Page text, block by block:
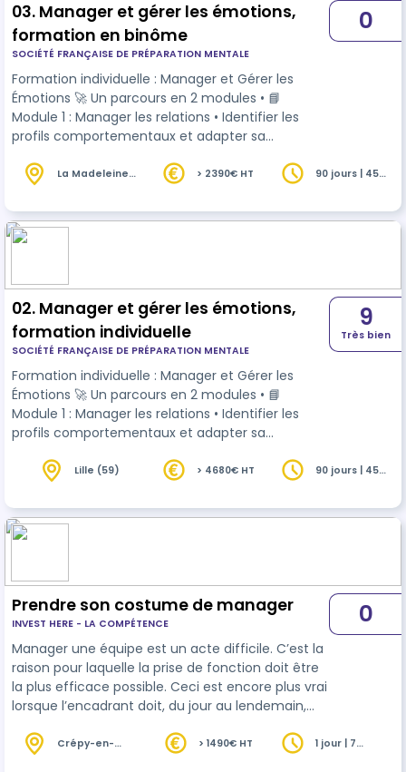
03. Manager et gérer les émotions,
formation en binôme
SOCIÉTÉ FRANÇAISE DE PRÉPARATION MENTALE
Formation individuelle : Manager et Gérer les
Émotions 🚀 Un parcours en 2 modules • 📘
Module 1 : Manager les relations • Identifier les
profils comportementaux et adapter sa
flexibilité relationnelle • Gérer efficacement les
émotions avec le programme RALEENTIR© •
Respiration, Attention, Lâcher-prise, Émotions,
0
La Madeleine
> 2390€ HT
90 jours | 45
02. Manager et gérer les émotions,
formation individuelle
SOCIÉTÉ FRANÇAISE DE PRÉPARATION MENTALE
Formation individuelle : Manager et Gérer les
Émotions 🚀 Un parcours en 2 modules • 📘
Module 1 : Manager les relations • Identifier les
profils comportementaux et adapter sa
flexibilité relationnelle • Gérer efficacement les
émotions avec le programme RALEENTIR© •
Respiration, Attention, Lâcher-prise, Émotions,
9
Très bien
Lille (59) > 4680€ HT
90 jours | 45
Prendre son costume de manager
INVEST HERE - LA COMPÉTENCE
Manager une équipe est un acte difficile. C’est la
raison pour laquelle la prise de fonction doit être
la plus efficace possible. Ceci est encore plus vrai
lorsque l’encadrant doit, du jour au lendemain,
marques le plus vite possible, marquer son
0
Crépy-en-
> 1490€ HT
1 jour | 7